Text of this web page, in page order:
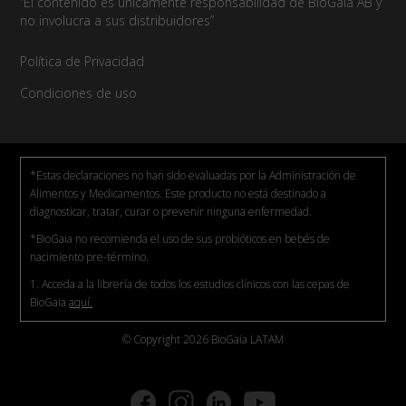
no involucra a sus distribuidores”
Política de Privacidad
Condiciones de uso
*Estas declaraciones no han sido evaluadas por la Administración de
Alimentos y Medicamentos. Este producto no está destinado a
diagnosticar, tratar, curar o prevenir ninguna enfermedad.
*BioGaia no recomienda el uso de sus probióticos en bebés de
nacimiento pre-término.
1. Acceda a la librería de todos los estudios clínicos con las cepas de
BioGaiaaquí.
© Copyright 2026 BioGaia LATAM